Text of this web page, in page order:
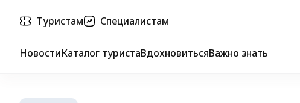
Туристам Специалистам
НовостиКаталог туристаВдохновитьсяВажно знать